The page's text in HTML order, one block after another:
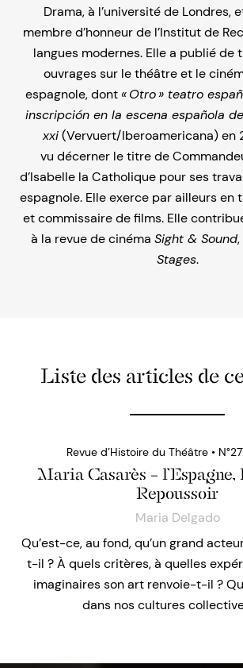
Drama, à l’université de Londres,
membre d’honneur de l’Institut de
langues modernes. Elle a publié de
ouvrages sur le théâtre et le
espagnole, dont « Otro » teatro
inscripción en la escena española
xxi(Vervuert/Iberoamericana) en
vu décerner le titre de
d’Isabelle la Catholique pour ses
espagnole. Elle exerce par ailleurs en
et commissaire de films. Elle
à la revue de cinéma Sight & Sound
Stages.
Liste des articles de
Revue d’Histoire du Théâtre •
Maria Casarès – l’Espagne,
Repoussoir
Maria Delgado
Qu’est-ce, au fond, qu’un grand
t-il ? À quels critères, à quelles
imaginaires son art renvoie-t-il ?
dans nos cultures